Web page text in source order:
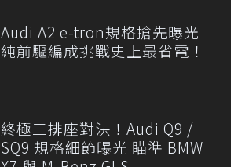
Audi A2 e-tron規格搶先曝光
純前驅編成挑戰史上最省電！
終極三排座對決！Audi Q9 /
SQ9 規格細節曝光 瞄準 BMW